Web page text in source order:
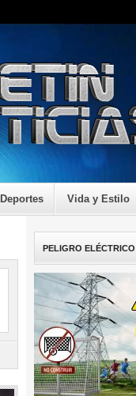
Deportes Vida y Estilo
PELIGRO